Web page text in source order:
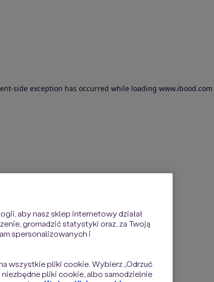
side exception has occurred while loading www.ibood.com
aby nasz sklep internetowy działał
gromadzić statystyki oraz, za Twoją
spersonalizowanych i
wszystkie pliki cookie. Wybierz „Odrzuć
pliki cookie, albo samodzielnie